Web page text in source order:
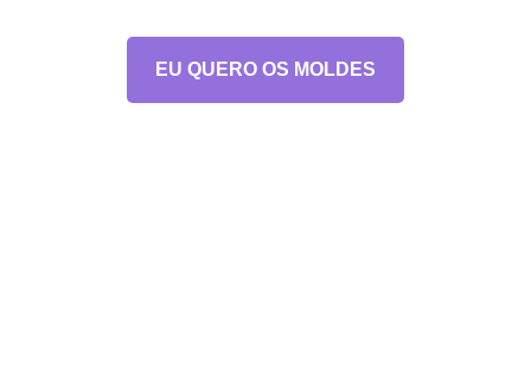
EU QUERO OS MOLDES